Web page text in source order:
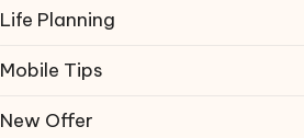
Life Planning
Mobile Tips
New Offer